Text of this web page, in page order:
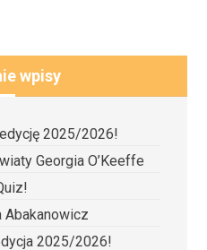
wpisy
2025/2026!
Georgia O’Keeffe
Abakanowicz
2025/2026!